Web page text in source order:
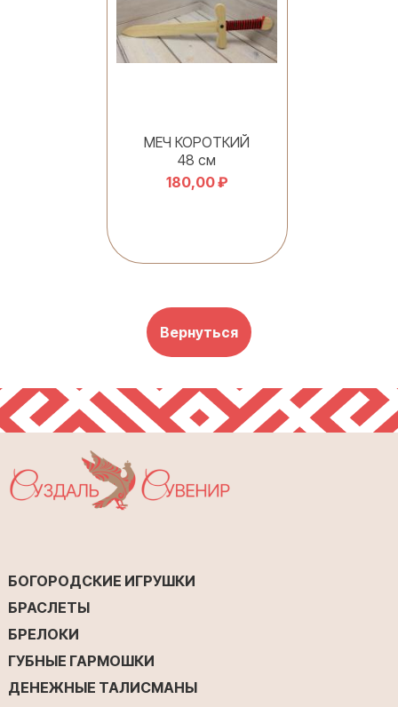
МЕЧ КОРОТКИЙ
48 см
180,00 ₽
Вернуться
БОГОРОДСКИЕ ИГРУШКИ
БРАСЛЕТЫ
БРЕЛОКИ
ГУБНЫЕ ГАРМОШКИ
ДЕНЕЖНЫЕ ТАЛИСМАНЫ